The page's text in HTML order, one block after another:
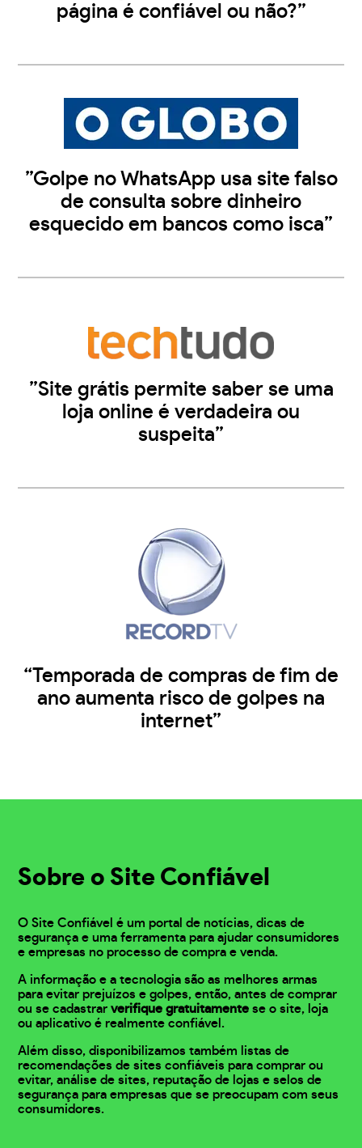
página é confiável ou não?”
”Golpe no WhatsApp usa site falso
de consulta sobre dinheiro
esquecido em bancos como isca”
”Site grátis permite saber se uma
loja online é verdadeira ou
suspeita”
“Temporada de compras de fim de
ano aumenta risco de golpes na
internet”
Sobre o Site Confiável
O Site Confiável é um portal de notícias, dicas de
segurança e uma ferramenta para ajudar consumidores
e empresas no processo de compra e venda.
A informação e a tecnologia são as melhores armas
para evitar prejuízos e golpes, então, antes de comprar
ou se cadastrarverifique gratuitamente se o site, loja
ou aplicativo é realmente confiável.
Além disso, disponibilizamos também listas de
recomendações de sites confiáveis para comprar ou
evitar, análise de sites, reputação de lojas e selos de
segurança para empresas que se preocupam com seus
consumidores.